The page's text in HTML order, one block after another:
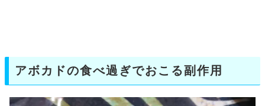
アボカドの食べ過ぎでおこる副作用